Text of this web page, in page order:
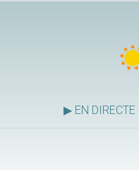
▶ EN DIRECTE